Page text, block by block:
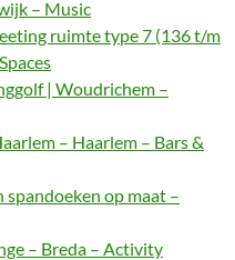
– Music
ruimte type 7 (136 t/m
| Woudrichem –
– Haarlem – Bars &
op maat –
– Breda – Activity